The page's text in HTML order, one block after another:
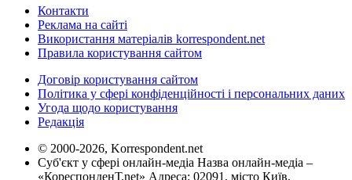
Контакти
Реклама на сайті
Використання матеріалів korrespondent.net
Правила користування сайтом
Договір користування сайтом
Політика у сфері конфіденційності і персональних даних
Угода щодо користування
Редакція
© 2000-2026, Korrespondent.net
Суб'єкт у сфері онлайн-медіа Назва онлайн-медіа –
«КореспонденТ.net» Адреса: 02091, місто Київ,